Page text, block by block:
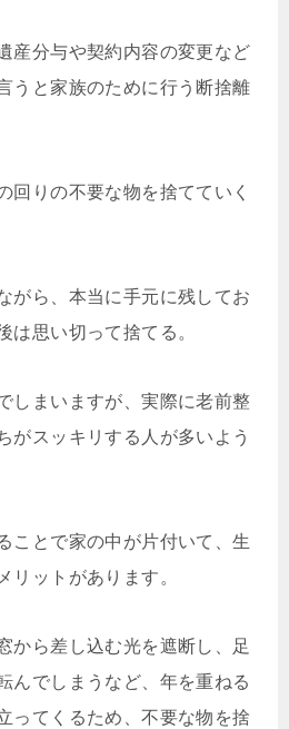
産分与や契約内容の変更など
うと家族のために行う断捨離
回りの不要な物を捨てていく
がら、本当に手元に残してお
は思い切って捨てる。
しまいますが、実際に老前整
がスッキリする人が多いよう
ことで家の中が片付いて、生
リットがあります。
から差し込む光を遮断し、足
んでしまうなど、年を重ねる
ってくるため、不要な物を捨